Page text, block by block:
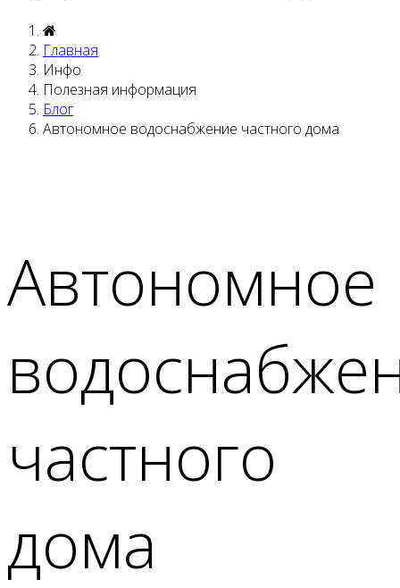
Главная
Инфо
Полезная информация
Блог
Автономное водоснабжение частного дома
Автономное
частного
дома